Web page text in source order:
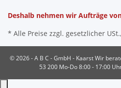
Deshalb nehmen wir Aufträge
* Alle Preise zzgl. gesetzlicher
© 2026 - A B C - GmbH - Kaarst Wir
53 200 Mo-Do 8:00 - 17:00